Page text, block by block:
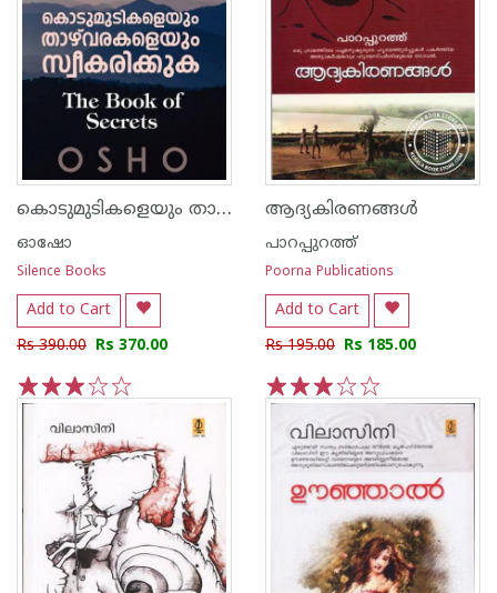
കൊടുമുടികളെയും താഴ്വരകളെയും സ്വീകരിക്കുക
ഓഷോ
Silence Books
Add to Cart
Rs 390.00 Rs 370.00
1
ആദ്യകിരണങ്ങള്‍
പാറപ്പുറത്ത്‌
Poorna Publications
Add to Cart
Rs 195.00 Rs 185.00
5
4
2
1